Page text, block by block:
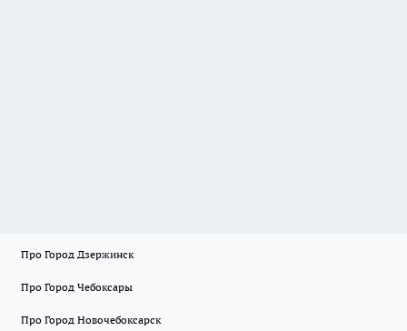
Про Город Дзержинск
Про Город Чебоксары
Про Город Новочебоксарск